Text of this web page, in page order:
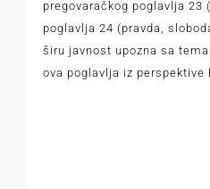
pregovaračkog poglavlja 23
poglavlja 24 (pravda,
širu javnost upozna sa
ova poglavlja iz perspektive